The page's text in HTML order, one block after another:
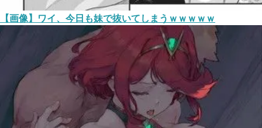
【画像】ワイ、今日も妹で抜いてしまうｗｗｗｗｗ